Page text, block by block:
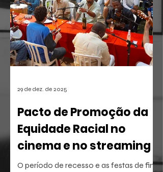
Pacto de Promoção da
Equidade Racial no
cinema e no streaming
O período de recesso e as festas de fim
29 de dez. de 2025